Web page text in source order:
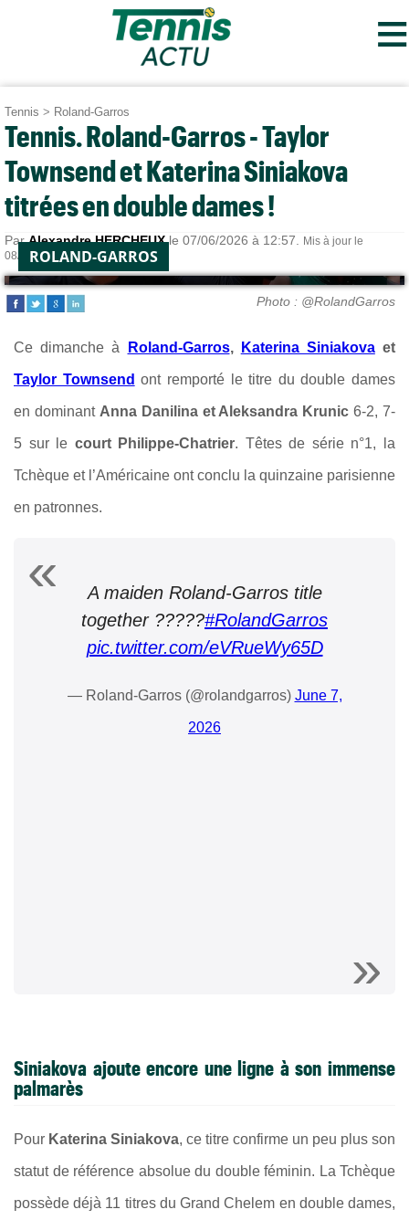
≡
Tennis > Roland-Garros
Tennis. Roland-Garros - Taylor
Townsend et Katerina Siniakova
titrées en double dames !
ParAlexandre HERCHEUXle 07/06/2026 à 12:57.
Mis à jour le
08/06/2026 à 07:57.
ROLAND-GARROS
Photo : @RolandGarros
Ce dimanche à Roland-Garros, Katerina Siniakovaet
Taylor Townsend ont remporté le titre du double dames
en dominant Anna Danilina et Aleksandra Krunic 6-2, 7-
5 sur le court Philippe-Chatrier. Têtes de série n°1, la
Tchèque et l’Américaine ont conclu la quinzaine parisienne
en patronnes.
A maiden Roland-Garros title
together ?????#RolandGarros
pic.twitter.com/eVRueWy65D
— Roland-Garros (@rolandgarros) June 7,
2026
Siniakova ajoute encore une ligne à son immense
palmarès
Pour Katerina Siniakova, ce titre confirme un peu plus son
statut de référence absolue du double féminin. La Tchèque
possède déjà 11 titres du Grand Chelem en double dames,